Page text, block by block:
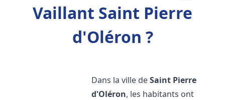
Vaillant Saint Pierre
d'Oléron ?
Dans la ville deSaint Pierre
d'Oléron, les habitants ont